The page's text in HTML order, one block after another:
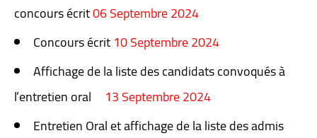
concours écrit06 Septembre 2024
Concours écrit10 Septembre 2024
Affichage de la liste des candidats convoqués à
l’entretien oral
13 Septembre 2024
Entretien Oral et affichage de la liste des admis